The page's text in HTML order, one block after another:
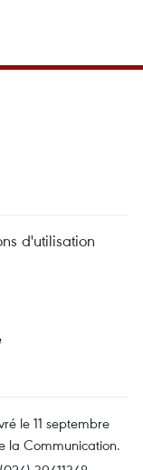
d'utilisation
le 11 septembre
la Communication.